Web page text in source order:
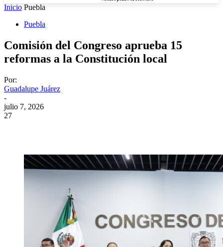
Inicio Puebla
Puebla
Comisión del Congreso aprueba 15
reformas a la Constitución local
Por:
Guadalupe Juárez
-
julio 7, 2026
27